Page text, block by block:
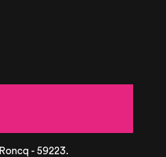
- 59223.